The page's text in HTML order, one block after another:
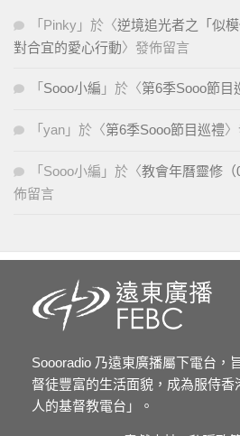
「 Pinky 」於〈逆境追光者之「似
對合宜的愛心行動〉發佈留言
「 Sooo小編 」於〈第6季Sooo節目
「 yan 」於〈第6季Sooo節目巡禮
「 Sooo小編 」於〈教會年曆靈修（
佈留言
Soooradio 乃遠東廣播屬下電台，
督徒豐富的生活面貌，成為服侍
人的基督教電台」。